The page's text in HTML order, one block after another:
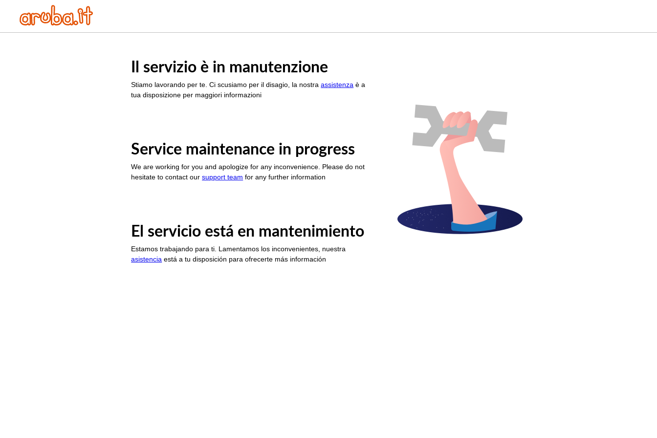
Il servizio è in manutenzione
Stiamo lavorando per te. Ci scusiamo per il disagio, la nostraassistenza è a
tua disposizione per maggiori informazioni
Service maintenance in progress
We are working for you and apologize for any inconvenience. Please do not
hesitate to contact oursupport team for any further information
El servicio está en mantenimiento
Estamos trabajando para ti. Lamentamos los inconvenientes, nuestra
asistencia está a tu disposición para ofrecerte más información